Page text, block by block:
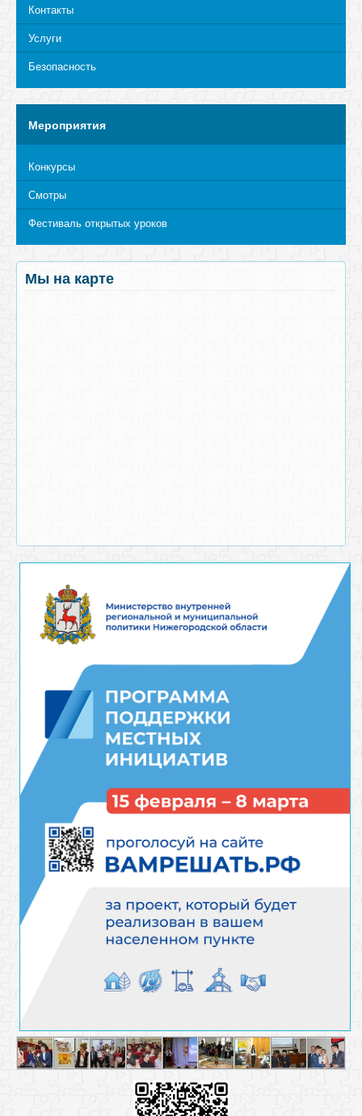
Контакты
Услуги
Безопасность
Мероприятия
Конкурсы
Смотры
Фестиваль открытых уроков
Мы на карте